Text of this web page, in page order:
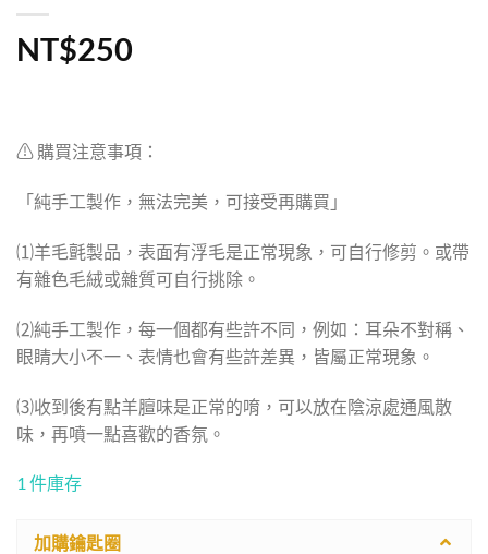
NT$250
⚠ 購買注意事項：
「純手工製作，無法完美，可接受再購買」
⑴羊毛氈製品，表面有浮毛是正常現象，可自行修剪。或帶
有雜色毛絨或雜質可自行挑除。
⑵純手工製作，每一個都有些許不同，例如：耳朵不對稱、
眼睛大小不一、表情也會有些許差異，皆屬正常現象。
⑶收到後有點羊膻味是正常的唷，可以放在陰涼處通風散
味，再噴一點喜歡的香氛。
1 件庫存
加購鑰匙圈